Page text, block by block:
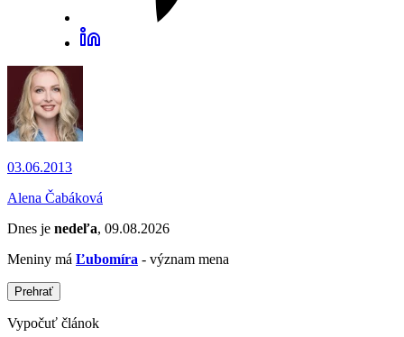
03.06.2013
Alena Čabáková
Dnes je nedeľa, 09.08.2026
Meniny má Ľubomíra - význam mena
Prehrať
Vypočuť článok